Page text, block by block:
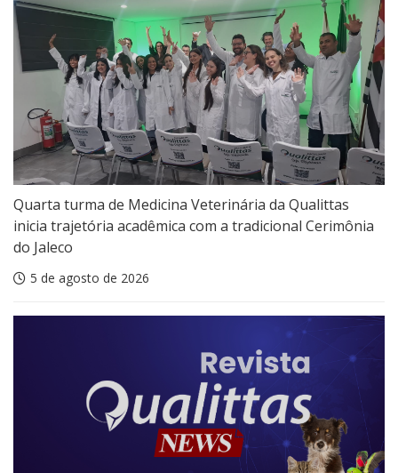
Quarta turma de Medicina Veterinária da Qualittas
inicia trajetória acadêmica com a tradicional Cerimônia
do Jaleco
5 de agosto de 2026